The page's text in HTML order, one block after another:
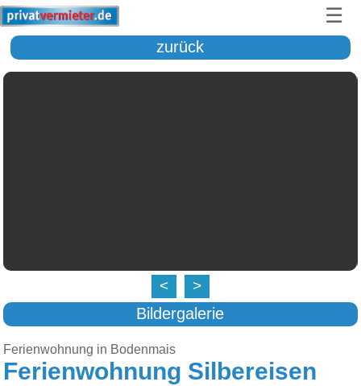
☰
zurück
< >
Bildergalerie
Ferienwohnung in Bodenmais
Ferienwohnung Silbereisen